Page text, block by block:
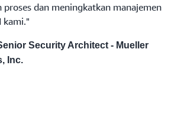
proses dan meningkatkan manajemen
kami."
Security Architect - Mueller
Inc.